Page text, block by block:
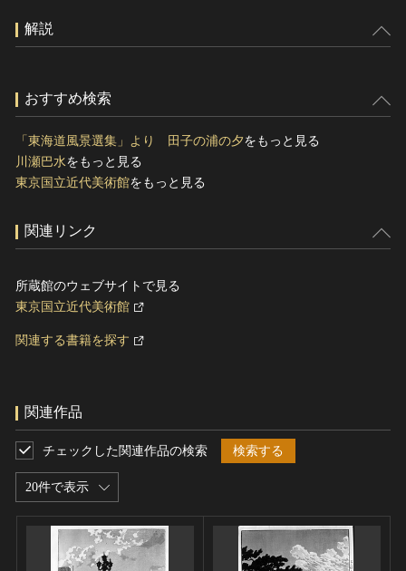
解説
おすすめ検索
「東海道風景選集」より 田子の浦の夕をもっと見る
川瀬巴水をもっと見る
東京国立近代美術館をもっと見る
関連リンク
所蔵館のウェブサイトで見る
東京国立近代美術館
関連する書籍を探す
関連作品
20件で表示
チェックした関連作品の検索 検索する